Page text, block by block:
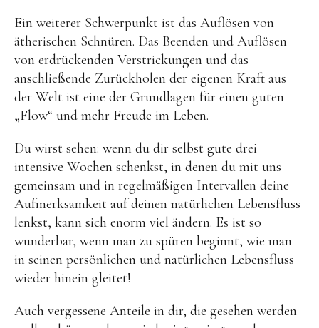
Ein weiterer Schwerpunkt ist das Auflösen von
ätherischen Schnüren. Das Beenden und Auflösen
von erdrückenden Verstrickungen und das
anschließende Zurückholen der eigenen Kraft aus
der Welt ist eine der Grundlagen für einen guten
„Flow“ und mehr Freude im Leben.
Du wirst sehen: wenn du dir selbst gute drei
intensive Wochen schenkst, in denen du mit uns
gemeinsam und in regelmäßigen Intervallen deine
Aufmerksamkeit auf deinen natürlichen Lebensfluss
lenkst, kann sich enorm viel ändern. Es ist so
wunderbar, wenn man zu spüren beginnt, wie man
in seinen persönlichen und natürlichen Lebensfluss
wieder hinein gleitet!
Auch vergessene Anteile in dir, die gesehen werden